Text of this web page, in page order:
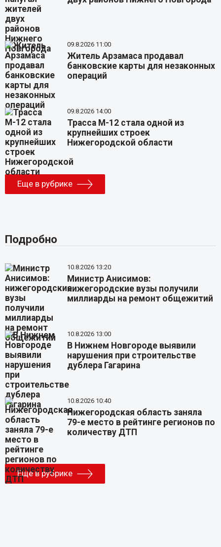
09.8.2026 11:00
Житель Арзамаса продавал
банковские карты для незаконных
операций
09.8.2026 14:00
Трасса М-12 стала одной из
крупнейших строек
Нижегородской области
Еще в рубрике
Подробно
10.8.2026 13:20
Министр Анисимов:
нижегородские вузы получили
миллиарды на ремонт общежитий
10.8.2026 13:00
В Нижнем Новгороде выявили
нарушения при строительстве
дублера Гагарина
10.8.2026 10:40
Нижегородская область заняла
79-е место в рейтинге регионов по
количеству ДТП
Еще в рубрике